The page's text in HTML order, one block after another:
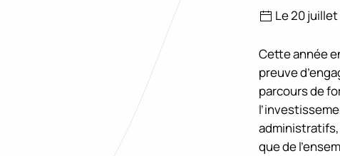
Le 20
Cette année
preuve
parcours de
administratifs,
que de